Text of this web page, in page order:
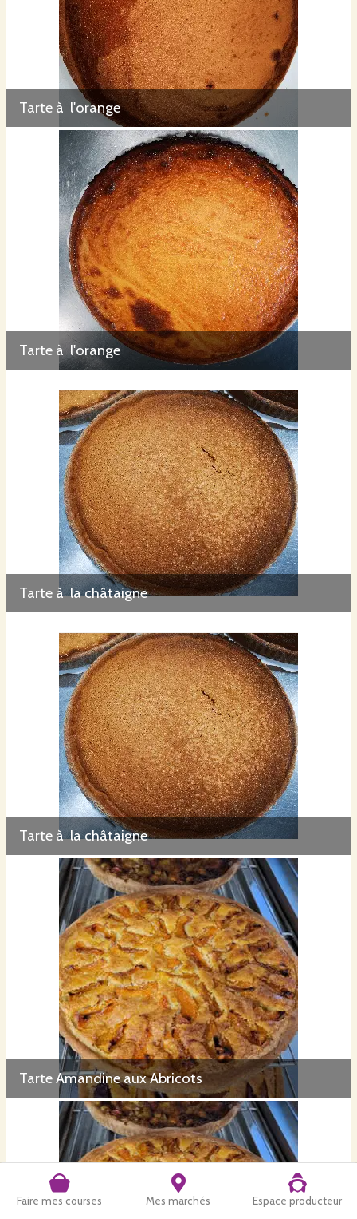
Faire mes courses Mes marchés Espace producteur
Tarte à l'orange
Tarte à l'orange
Tarte à la châtaigne
Tarte à la châtaigne
Tarte Amandine aux Abricots